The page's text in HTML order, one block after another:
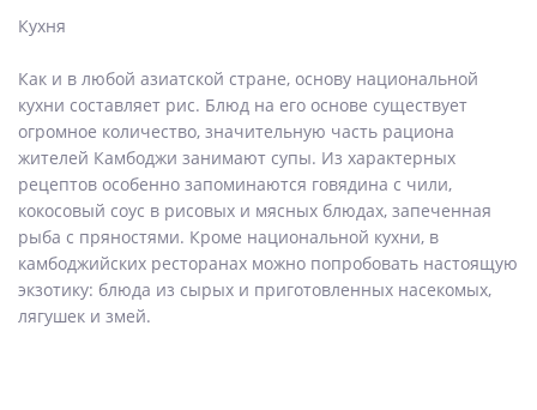
Кухня
Как и в любой азиатской стране, основу национальной
кухни составляет рис. Блюд на его основе существует
огромное количество, значительную часть рациона
жителей Камбоджи занимают супы. Из характерных
рецептов особенно запоминаются говядина с чили,
кокосовый соус в рисовых и мясных блюдах, запеченная
рыба с пряностями. Кроме национальной кухни, в
камбоджийских ресторанах можно попробовать настоящую
экзотику: блюда из сырых и приготовленных насекомых,
лягушек и змей.